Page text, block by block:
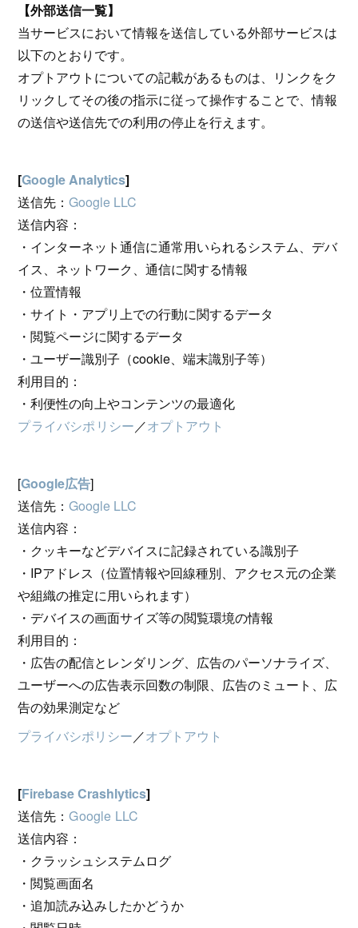
【外部送信一覧】
当サービスにおいて情報を送信している外部サービスは
以下のとおりです。
オプトアウトについての記載があるものは、リンクをク
リックしてその後の指示に従って操作することで、情報
の送信や送信先での利用の停止を行えます。
[Google Analytics]
送信先：Google LLC
送信内容：
・インターネット通信に通常用いられるシステム、デバ
イス、ネットワーク、通信に関する情報
・位置情報
・サイト・アプリ上での行動に関するデータ
・閲覧ページに関するデータ
・ユーザー識別子（cookie、端末識別子等）
利用目的：
・利便性の向上やコンテンツの最適化
プライバシポリシー／オプトアウト
[Google広告]
送信先：Google LLC
送信内容：
・クッキーなどデバイスに記録されている識別子
・IPアドレス（位置情報や回線種別、アクセス元の企業
や組織の推定に用いられます）
・デバイスの画面サイズ等の閲覧環境の情報
利用目的：
・広告の配信とレンダリング、広告のパーソナライズ、
ユーザーへの広告表示回数の制限、広告のミュート、広
告の効果測定など
プライバシポリシー／オプトアウト
[Firebase Crashlytics]
送信先：Google LLC
送信内容：
・クラッシュシステムログ
・閲覧画面名
・追加読み込みしたかどうか